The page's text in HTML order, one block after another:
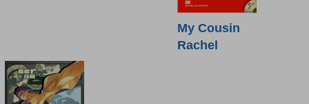
My Cousin
Rachel